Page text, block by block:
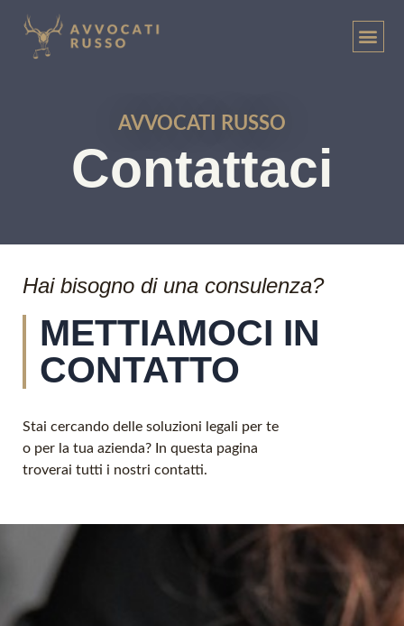
AVVOCATI RUSSO
Contattaci
Hai bisogno di una consulenza?
METTIAMOCI IN
CONTATTO
Stai cercando delle soluzioni legali per te
o per la tua azienda? In questa pagina
troverai tutti i nostri contatti.